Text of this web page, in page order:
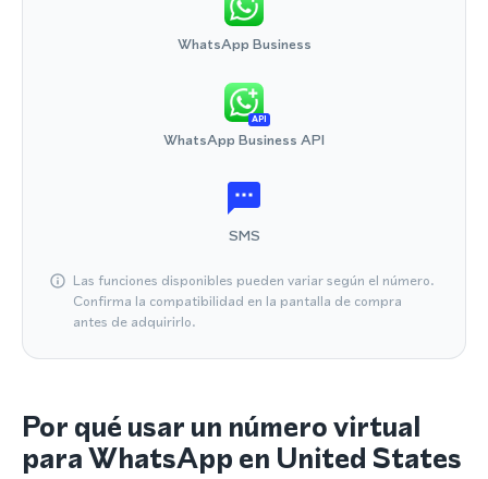
WhatsApp Business
API
WhatsApp Business API
SMS
Las funciones disponibles pueden variar según el número.
Confirma la compatibilidad en la pantalla de compra
antes de adquirirlo.
Por qué usar un número virtual
para WhatsApp en United States